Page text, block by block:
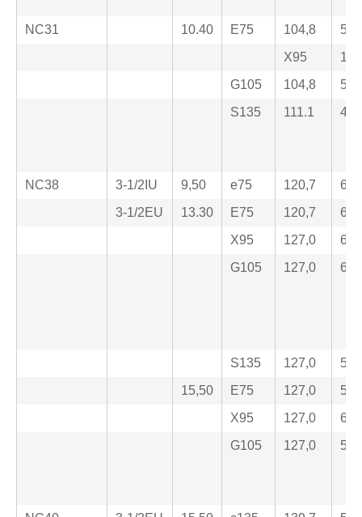
NC31 10.40 E75 104,8
X95
G105
104,8
S135
111.1
NC38 3-1/2IU 9,50 e75 120,7
3-1/2EU
13.30 E75 120,7
X95
127,0
G105
127,0
S135 127,0
15,50
E75 127,0
X95
127,0
G105
127,0